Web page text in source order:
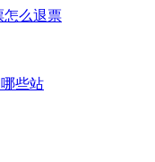
怎么退票
些站